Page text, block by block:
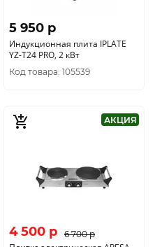
5 950 p
Индукционная плита IPLATE
YZ-T24 PRO, 2 кВт
Код товара: 105539
АКЦИЯ
4 500 p 6 700 p